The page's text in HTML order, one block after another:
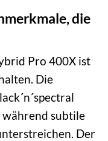
die
Pro 400X ist
Die
subtile
Der